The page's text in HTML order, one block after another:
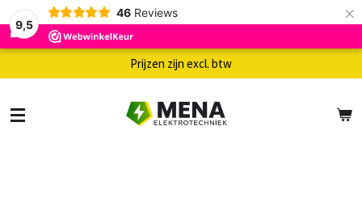
9,5
46 Reviews ×
Prijzen zijn excl. btw